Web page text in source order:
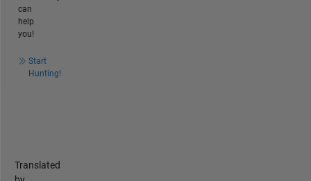
can
help
you!
Start
Hunting!
Translated